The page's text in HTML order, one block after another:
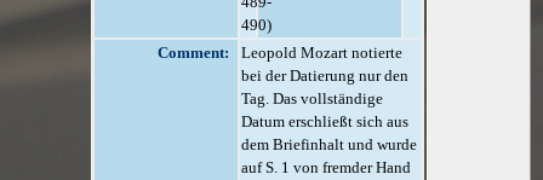
490)
Comment:
Leopold Mozart notierte
bei der Datierung nur den
Tag. Das vollständige
Datum erschließt sich aus
dem Briefinhalt und wurde
auf S. 1 von fremder Hand